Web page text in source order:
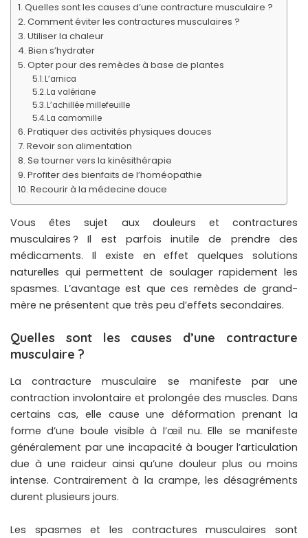
Quelles sont les causes d’une contracture musculaire ?
Comment éviter les contractures musculaires ?
Utiliser la chaleur
Bien s’hydrater
Opter pour des remèdes à base de plantes
L’arnica
La valériane
L’achillée millefeuille
La camomille
Pratiquer des activités physiques douces
Revoir son alimentation
Se tourner vers la kinésithérapie
Profiter des bienfaits de l’homéopathie
Recourir à la médecine douce
Vous êtes sujet aux douleurs et contractures
musculaires ? Il est parfois inutile de prendre des
médicaments. Il existe en effet quelques solutions
naturelles qui permettent de soulager rapidement les
spasmes. L’avantage est que ces remèdes de grand-
mère ne présentent que très peu d’effets secondaires.
Quelles sont les causes d’une contracture
musculaire ?
La contracture musculaire se manifeste par une
contraction involontaire et prolongée des muscles. Dans
certains cas, elle cause une déformation prenant la
forme d’une boule visible à l’œil nu. Elle se manifeste
généralement par une incapacité à bouger l’articulation
due à une raideur ainsi qu’une douleur plus ou moins
intense. Contrairement à la crampe, les désagréments
durent plusieurs jours.
Les spasmes et les contractures musculaires sont